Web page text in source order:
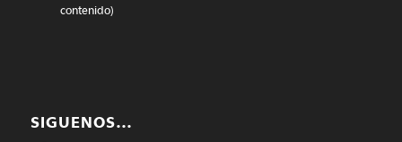
contenido)
SIGUENOS…